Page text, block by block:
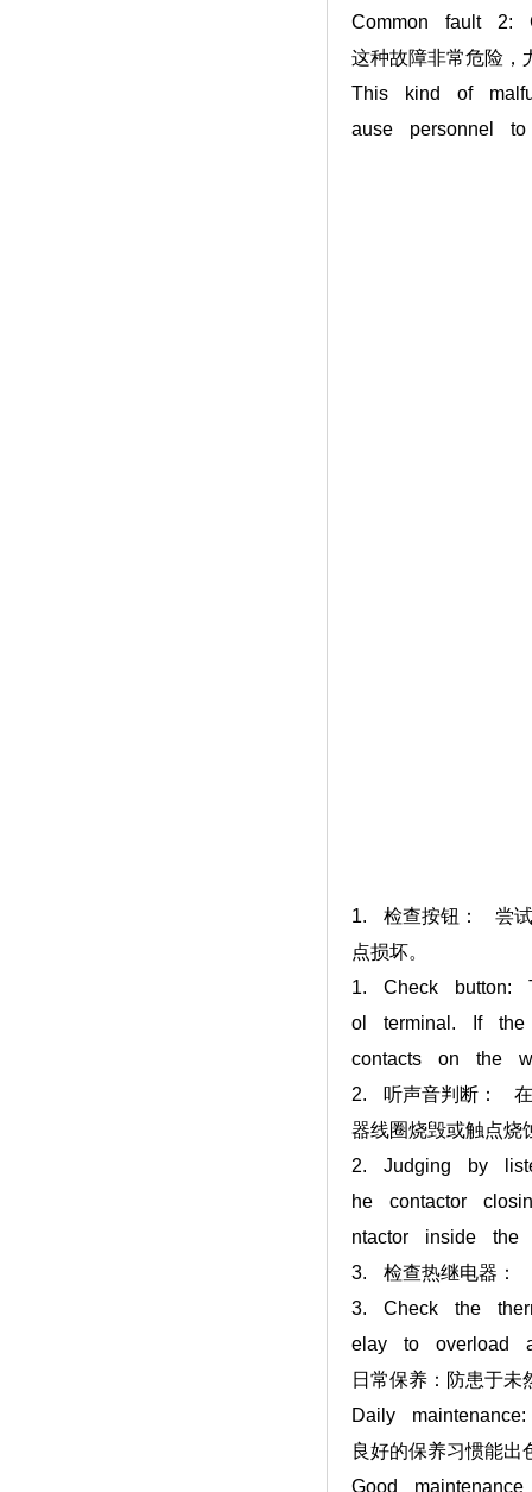
Common fault 2:
这种故障非常危险，
This kind of
ause personnel
1. 检查按钮： 尝试
点损坏。
1. Check button:
ol terminal. If
contacts on the
2. 听声音判断： 在
器线圈烧毁或触点烧
2. Judging by
he contactor
ntactor inside
3. 检查热继电器：
3. Check the
elay to overload
日常保养：防患于未
Daily
良好的保养习惯能出
Good